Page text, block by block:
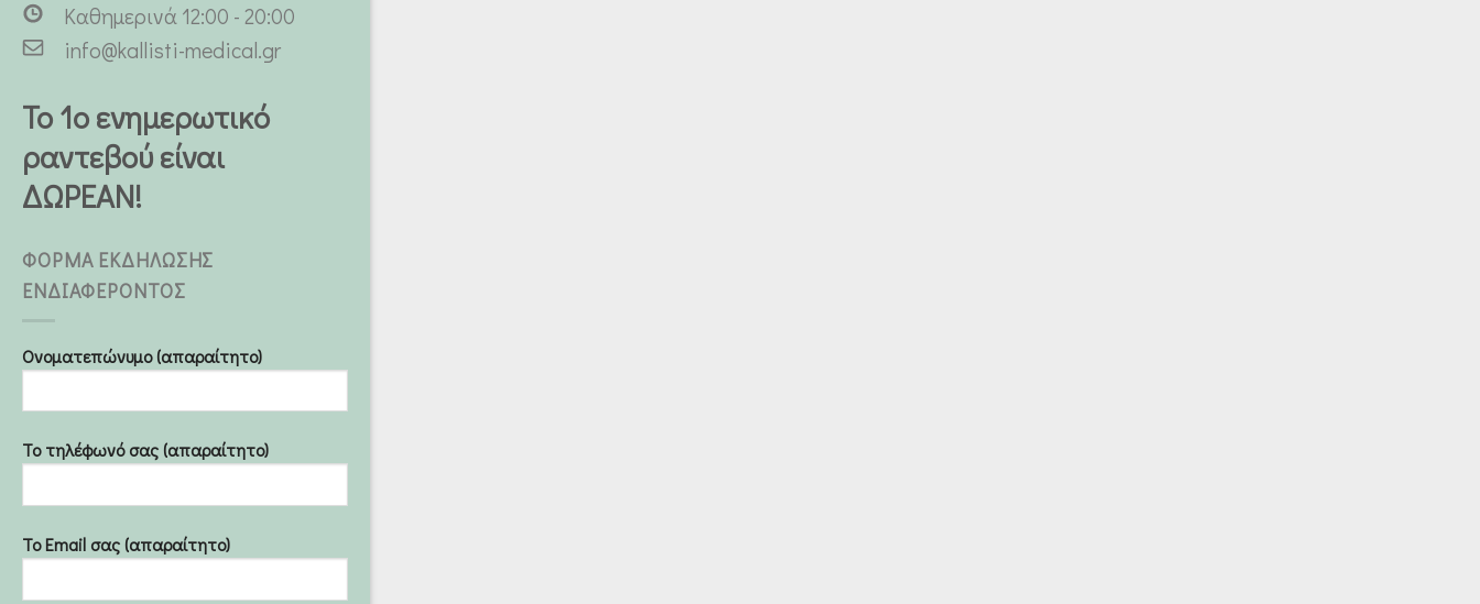
Καθημερινά 12:00 - 20:00
info@kallisti-medical.gr
Το 1ο ενημερωτικό
ραντεβού είναι
ΔΩΡΕΑΝ!
ΦΟΡΜΑ ΕΚΔΗΛΩΣΗΣ
ΕΝΔΙΑΦΕΡΟΝΤΟΣ
Ονοματεπώνυμο (απαραίτητο)
Το τηλέφωνό σας (απαραίτητο)
Το Email σας (απαραίτητο)